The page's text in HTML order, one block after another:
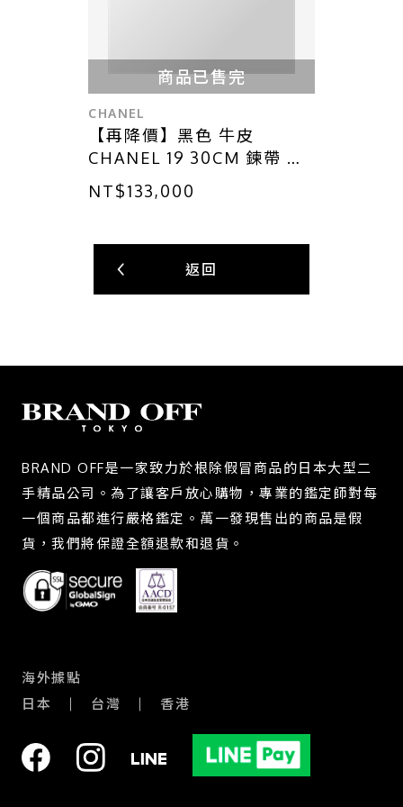
商品已售完
CHANEL
【再降價】黑色 牛皮
CHANEL 19 30CM 鍊帶 肩
背包【CHANEL 香奈兒】
AS1161
NT$133,000
返回
BRAND OFF是一家致力於根除假冒商品的日本大型二
手精品公司。為了讓客戶放心購物，專業的鑑定師對每
一個商品都進行嚴格鑑定。萬一發現售出的商品是假
貨，我們將保證全額退款和退貨。
海外據點
日本
台灣 香港